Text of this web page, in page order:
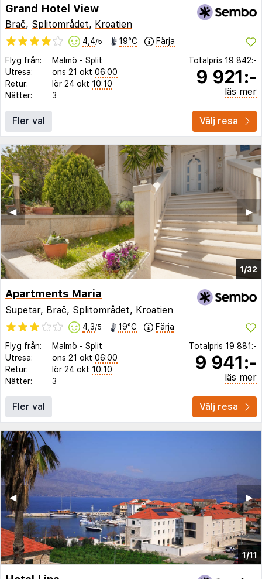
Grand Hotel View
Brač, Splitområdet, Kroatien
4,4/5 19°C Färja
Flyg från: Malmö - Split
Utresa:
ons 21 okt 06:00
Retur:
lör 24 okt 10:10
Nätter:
3
Totalpris 19 842:-
9 921:-
läs mer
Fler val Välj resa
1/32
▶︎
◀︎
Apartments Maria
Supetar, Brač, Splitområdet, Kroatien
4,3/5 19°C Färja
Flyg från: Malmö - Split
Utresa:
ons 21 okt 06:00
Retur:
lör 24 okt 10:10
Nätter:
3
Totalpris 19 881:-
9 941:-
läs mer
Fler val Välj resa
1/11
▶︎
◀︎